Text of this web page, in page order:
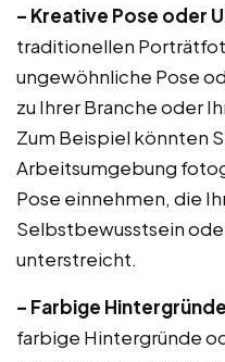
– Kreative Pose oder
traditionellen
ungewöhnliche Pose
zu Ihrer Branche oder
Zum Beispiel könnten
Arbeitsumgebung
Pose einnehmen, die
Selbstbewusstsein
unterstreicht.
– Farbige
farbige Hintergründe